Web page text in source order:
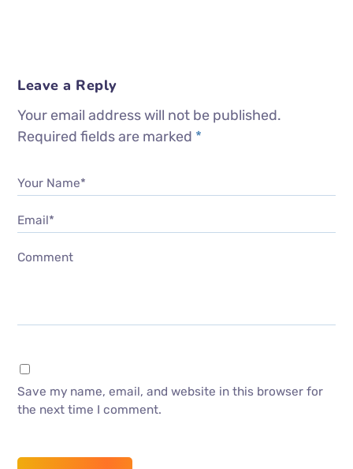
Leave a Reply
Your email address will not be published.
Required fields are marked *
Your Name*
Email*
Comment
Save my name, email, and website in this browser for
the next time I comment.